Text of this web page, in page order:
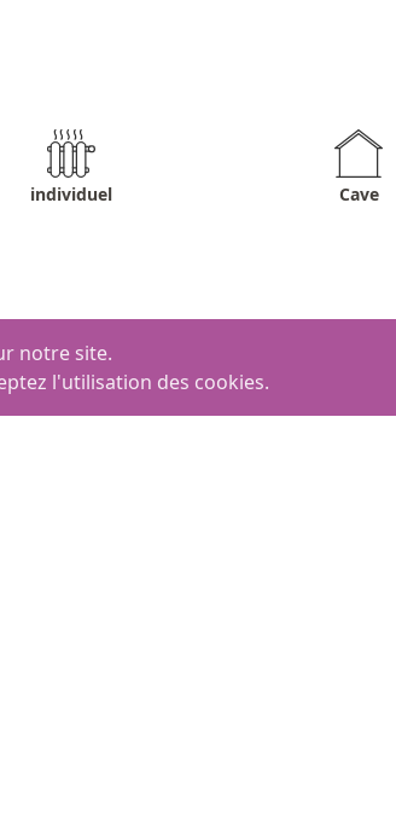
individuel Cave
notre site.
l'utilisation des cookies.